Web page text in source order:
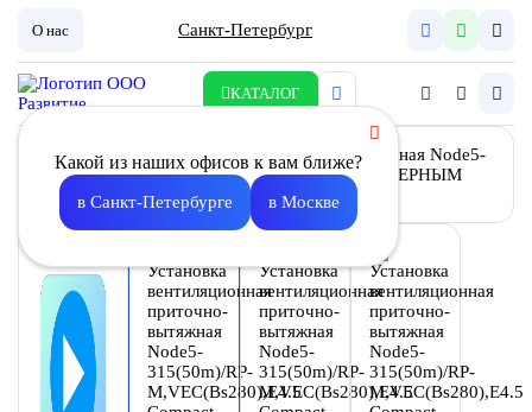
О нас Санкт-Петербург
КАТАЛОГ
Какой из наших офисов к вам ближе?
в Санкт-Петербурге в Москве